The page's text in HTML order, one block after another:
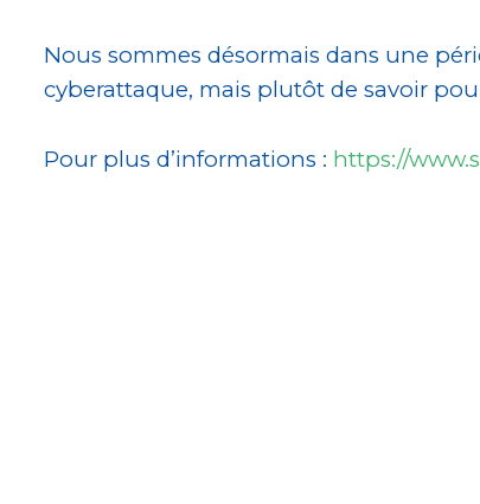
Nous sommes désormais dans une
cyberattaque, mais plutôt de savoir
Pour plus d’informations : https://